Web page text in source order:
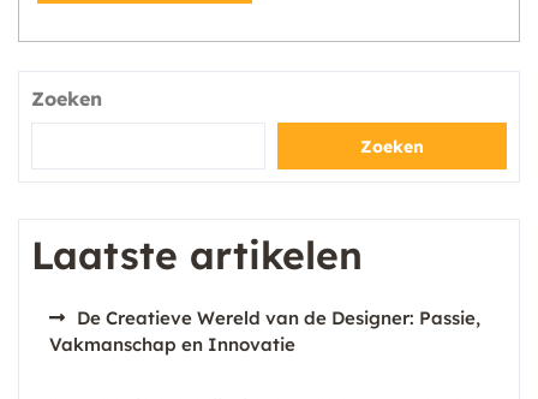
Zoeken
Zoeken
Laatste artikelen
De Creatieve Wereld van de Designer: Passie,
Vakmanschap en Innovatie